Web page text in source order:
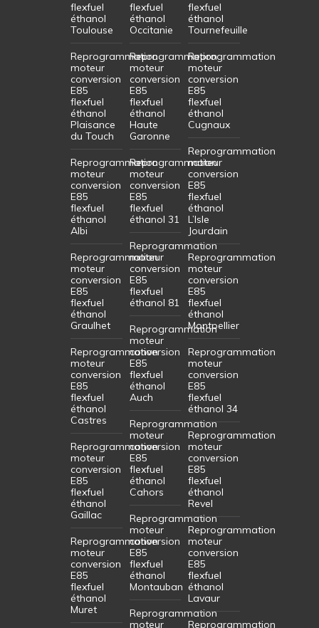
flexfuel
éthanol
Toulouse
Reprogrammation
moteur
conversion
E85
flexfuel
éthanol
Plaisance
du Touch
Reprogrammation
moteur
conversion
E85
flexfuel
éthanol
Albi
Reprogrammation
moteur
conversion
E85
flexfuel
éthanol
Graulhet
Reprogrammation
moteur
conversion
E85
flexfuel
éthanol
Castres
Reprogrammation
moteur
conversion
E85
flexfuel
éthanol
Gaillac
Reprogrammation
moteur
conversion
E85
flexfuel
éthanol
Muret
flexfuel
éthanol
Occitanie
Reprogrammation
moteur
conversion
E85
flexfuel
éthanol
Haute
Garonne
Reprogrammation
moteur
conversion
E85
flexfuel
éthanol 31
Reprogrammation
moteur
conversion
E85
flexfuel
éthanol 81
Reprogrammation
moteur
conversion
E85
flexfuel
éthanol
Auch
Reprogrammation
moteur
conversion
E85
flexfuel
éthanol
Cahors
Reprogrammation
moteur
conversion
E85
flexfuel
éthanol
Montauban
Reprogrammation
moteur
flexfuel
éthanol
Tournefeuille
Reprogrammation
moteur
conversion
E85
flexfuel
éthanol
Cugnaux
Reprogrammation
moteur
conversion
E85
flexfuel
éthanol
L’Isle
Jourdain
Reprogrammation
moteur
conversion
E85
flexfuel
éthanol
Montpellier
Reprogrammation
moteur
conversion
E85
flexfuel
éthanol 34
Reprogrammation
moteur
conversion
E85
flexfuel
éthanol
Revel
Reprogrammation
moteur
conversion
E85
flexfuel
éthanol
Lavaur
Reprogrammation